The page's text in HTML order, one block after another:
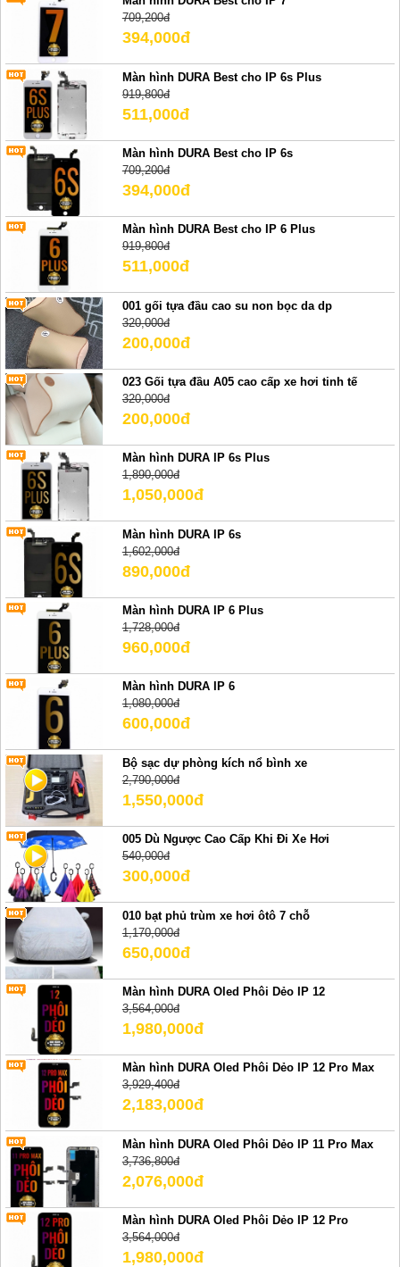
709,200đ
394,000đ
Màn hình DURA Best cho IP 6s Plus
919,800đ
511,000đ
Màn hình DURA Best cho IP 6s
709,200đ
394,000đ
Màn hình DURA Best cho IP 6 Plus
919,800đ
511,000đ
001 gối tựa đầu cao su non bọc da dp
320,000đ
200,000đ
023 Gối tựa đầu A05 cao cấp xe hơi tinh tế
320,000đ
200,000đ
Màn hình DURA IP 6s Plus
1,890,000đ
1,050,000đ
Màn hình DURA IP 6s
1,602,000đ
890,000đ
Màn hình DURA IP 6 Plus
1,728,000đ
960,000đ
Màn hình DURA IP 6
1,080,000đ
600,000đ
Bộ sạc dự phòng kích nổ bình xe
2,790,000đ
1,550,000đ
005 Dù Ngược Cao Cấp Khi Đi Xe Hơi
540,000đ
300,000đ
010 bạt phủ trùm xe hơi ôtô 7 chỗ
1,170,000đ
650,000đ
Màn hình DURA Oled Phôi Dẻo IP 12
3,564,000đ
1,980,000đ
Màn hình DURA Oled Phôi Dẻo IP 12 Pro Max
3,929,400đ
2,183,000đ
Màn hình DURA Oled Phôi Dẻo IP 11 Pro Max
3,736,800đ
2,076,000đ
Màn hình DURA Oled Phôi Dẻo IP 12 Pro
3,564,000đ
1,980,000đ